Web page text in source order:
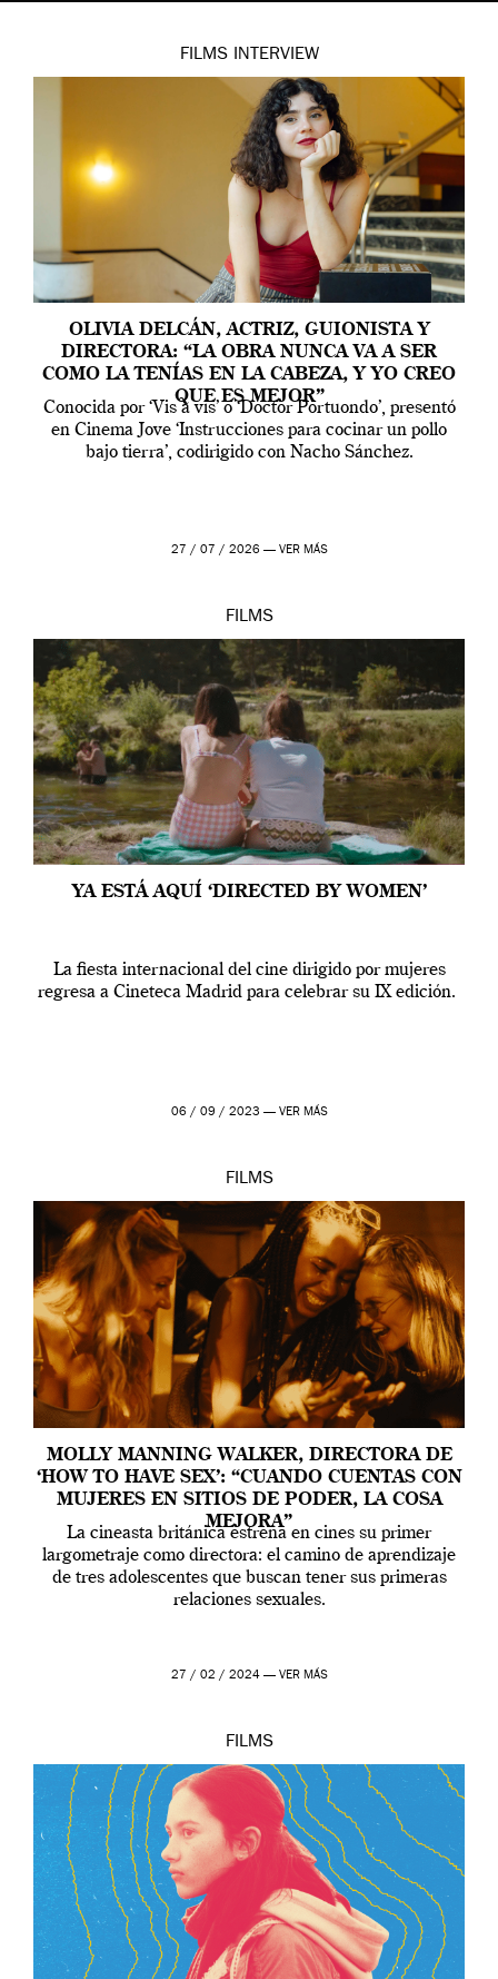
FILMS INTERVIEW
OLIVIA DELCÁN, ACTRIZ, GUIONISTA Y
DIRECTORA: “LA OBRA NUNCA VA A SER
COMO LA TENÍAS EN LA CABEZA, Y YO CREO
QUE ES MEJOR”
Conocida por ‘Vis a vis’ o ‘Doctor Portuondo’, presentó
en Cinema Jove ‘Instrucciones para cocinar un pollo
bajo tierra’, codirigido con Nacho Sánchez.
27 / 07 / 2026 — VER MÁS
FILMS
YA ESTÁ AQUÍ ‘DIRECTED BY WOMEN’
La fiesta internacional del cine dirigido por mujeres
regresa a Cineteca Madrid para celebrar su IX edición.
06 / 09 / 2023 — VER MÁS
FILMS
MOLLY MANNING WALKER, DIRECTORA DE
‘HOW TO HAVE SEX’: “CUANDO CUENTAS CON
MUJERES EN SITIOS DE PODER, LA COSA
MEJORA”
La cineasta británica estrena en cines su primer
largometraje como directora: el camino de aprendizaje
de tres adolescentes que buscan tener sus primeras
relaciones sexuales.
27 / 02 / 2024 — VER MÁS
FILMS